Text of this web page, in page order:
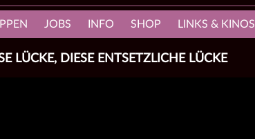
JOBS INFO SHOP LINKS & KINOS
LÜCKE, DIESE ENTSETZLICHE LÜCKE